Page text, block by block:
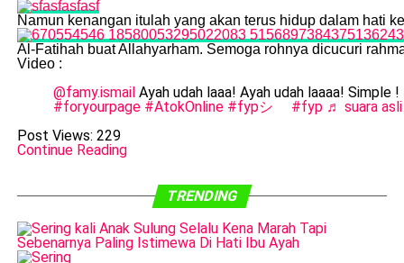
Namun kenangan itulah yang akan terus hidup dalam hati
Al-Fatihah buat Allahyarham. Semoga rohnya dicucuri
Video :
@famy.ismailAyah udah laaa! Ayah udah laaaa! Simple
#foryourpage #AtokOnline #fypシ゚ #fyp ♬ suara
Post Views: 229
Continue Reading
TRENDING